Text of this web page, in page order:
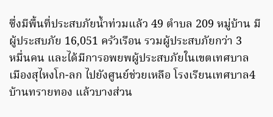
ซึ่งมีพื้นที่ประสบภัยน้ำท่วมแล้ว 49 ตำบล 209 หมู่บ้าน มี
ผู้ประสบภัย 16,051 ครัวเรือน รวมผู้ประสบภัยกว่า 3
หมื่นคน และได้มีการอพยพผู้ประสบภัยในเขตเทศบาล
เมืองสุไหงโก-ลก ไปยังศูนย์ช่วยเหลือ โรงเรียนเทศบาล4
บ้านทรายทอง แล้วบางส่วน